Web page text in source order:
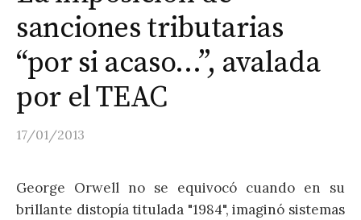
sanciones tributarias
“por si acaso…”, avalada
por el TEAC
17/01/2013
George Orwell no se equivocó cuando en su
brillante distopía titulada "1984", imaginó sistemas